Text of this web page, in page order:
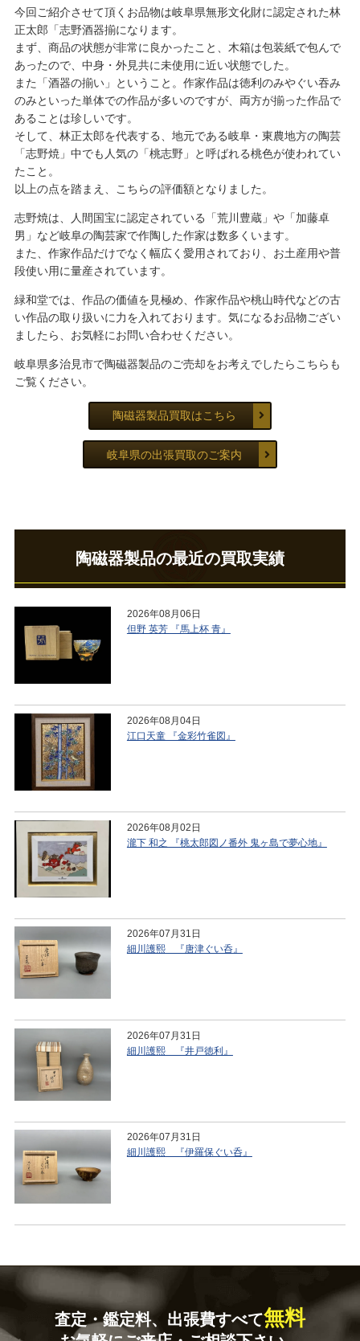
今回ご紹介させて頂くお品物は岐阜県無形文化財に認定された林
正太郎「志野酒器揃になります。
まず、商品の状態が非常に良かったこと、木箱は包装紙で包んで
あったので、中身・外見共に未使用に近い状態でした。
また「酒器の揃い」ということ。作家作品は徳利のみやぐい吞み
のみといった単体での作品が多いのですが、両方が揃った作品で
あることは珍しいです。
そして、林正太郎を代表する、地元である岐阜・東農地方の陶芸
「志野焼」中でも人気の「桃志野」と呼ばれる桃色が使われてい
たこと。
以上の点を踏まえ、こちらの評価額となりました。
志野焼は、人間国宝に認定されている「荒川豊蔵」や「加藤卓
男」など岐阜の陶芸家で作陶した作家は数多くいます。
また、作家作品だけでなく幅広く愛用されており、お土産用や普
段使い用に量産されています。
緑和堂では、作品の価値を見極め、作家作品や桃山時代などの古
い作品の取り扱いに力を入れております。気になるお品物ござい
ましたら、お気軽にお問い合わせください。
岐阜県多治見市で陶磁器製品のご売却をお考えでしたらこちらも
ご覧ください。
陶磁器製品買取はこちら
岐阜県の出張買取のご案内
陶磁器製品の最近の買取実績
2026年08月06日
但野 英芳 『馬上杯 青』
2026年08月04日
江口天童 『金彩竹雀図』
2026年08月02日
瀧下 和之 『桃太郎図ノ番外 鬼ヶ島で夢心地』
2026年07月31日
細川護熙 『唐津ぐい呑』
2026年07月31日
細川護熙 『井戸徳利』
2026年07月31日
細川護熙 『伊羅保ぐい呑』
査定・鑑定料、出張費すべて無料